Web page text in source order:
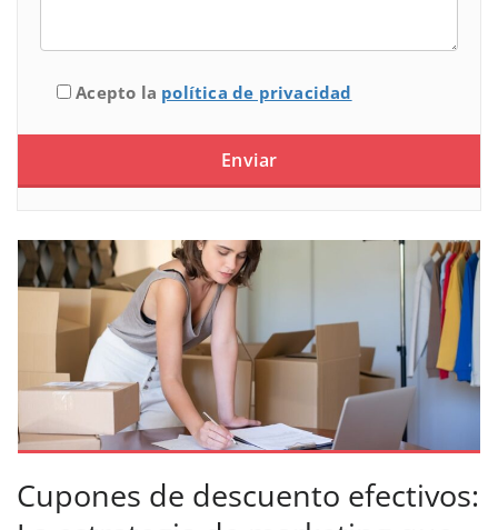
Cupones de descuento efectivos:
Acepto la política de privacidad